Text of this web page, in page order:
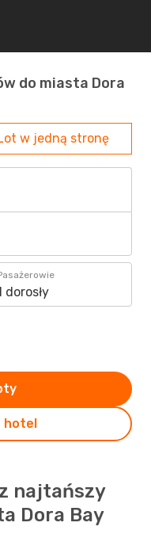
do miasta Dora
w jedną stronę
dorosły
hotel
najtańszy
Dora Bay